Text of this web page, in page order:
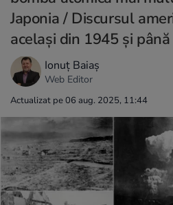
Japonia / Discursul
același din 1945 și până
Ionuț Baiaș
Web Editor
Actualizat pe 06 aug. 2025, 11:44